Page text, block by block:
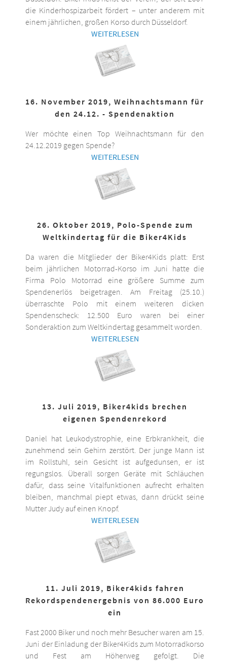
die Kinderhospizarbeit fördert – unter anderem mit
einem jährlichen, großen Korso durch Düsseldorf.
WEITERLESEN
16. November 2019, Weihnachtsmann für
den 24.12. - Spendenaktion
Wer möchte einen Top Weihnachtsmann für den
24.12.2019 gegen Spende?
WEITERLESEN
26. Oktober 2019, Polo-Spende zum
Weltkindertag für die Biker4Kids
Da waren die Mitglieder der Biker4Kids platt: Erst
beim jährlichen Motorrad-Korso im Juni hatte die
Firma Polo Motorrad eine größere Summe zum
Spendenerlös beigetragen. Am Freitag (25.10.)
überraschte Polo mit einem weiteren dicken
Spendenscheck: 12.500 Euro waren bei einer
Sonderaktion zum Weltkindertag gesammelt worden.
WEITERLESEN
13. Juli 2019, Biker4kids brechen
eigenen Spendenrekord
Daniel hat Leukodystrophie, eine Erbkrankheit, die
zunehmend sein Gehirn zerstört. Der junge Mann ist
im Rollstuhl, sein Gesicht ist aufgedunsen, er ist
regungslos. Überall sorgen Geräte mit Schläuchen
dafür, dass seine Vitalfunktionen aufrecht erhalten
bleiben, manchmal piept etwas, dann drückt seine
Mutter Judy auf einen Knopf.
WEITERLESEN
11. Juli 2019, Biker4kids fahren
Rekordspendenergebnis von 86.000 Euro
ein
Fast 2000 Biker und noch mehr Besucher waren am 15.
Juni der Einladung der Biker4Kids zum Motorradkorso
und Fest am Höherweg gefolgt. Die